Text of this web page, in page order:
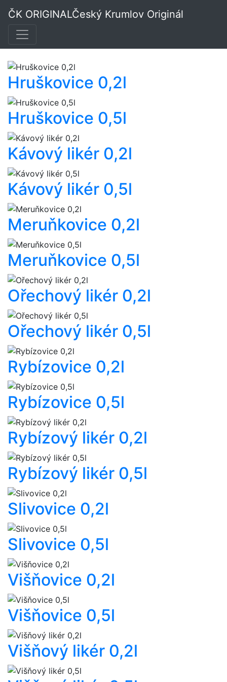
ČK ORIGINALČeský Krumlov Originál
Pálenky Český
Krumlov Originál
Hruškovice 0,2l
Hruškovice 0,5l
Kávový likér 0,2l
Kávový likér 0,5l
Meruňkovice 0,2l
Meruňkovice 0,5l
Ořechový likér 0,2l
Ořechový likér 0,5l
Rybízovice 0,2l
Rybízovice 0,5l
Rybízový likér 0,2l
Rybízový likér 0,5l
Slivovice 0,2l
Slivovice 0,5l
Višňovice 0,2l
Višňovice 0,5l
Višňový likér 0,2l